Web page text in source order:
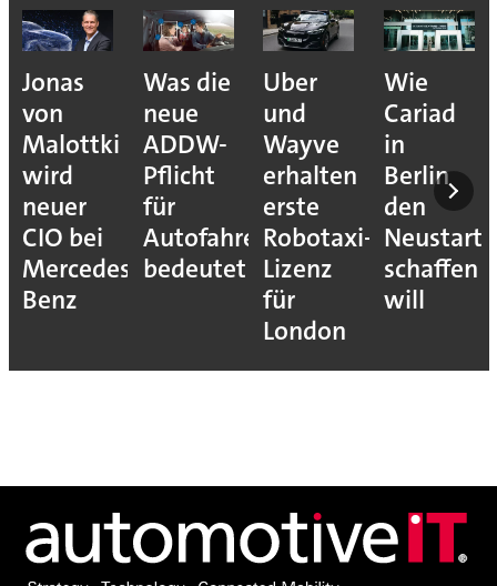
Jonas
von
Malottki
wird
neuer
CIO bei
Mercedes-
Benz
Was die
neue
ADDW-
Pflicht
für
Autofahrer
bedeutet
Uber
und
Wayve
erhalten
erste
Robotaxi-
Lizenz
für
London
Wie
Cariad
in
Berlin
den
Neustart
schaffen
will